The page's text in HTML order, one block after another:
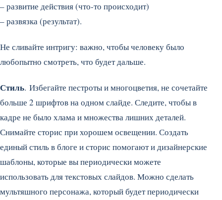
– развитие действия (что-то происходит)
– развязка (результат).
Не сливайте интригу: важно, чтобы человеку было
любопытно смотреть, что будет дальше.
Стиль. Избегайте пестроты и многоцветия, не сочетайте
больше 2 шрифтов на одном слайде. Следите, чтобы в
кадре не было хлама и множества лишних деталей.
Снимайте сторис при хорошем освещении. Создать
единый стиль в блоге и сторис помогают и дизайнерские
шаблоны, которые вы периодически можете
использовать для текстовых слайдов. Можно сделать
мультяшного персонажа, который будет периодически